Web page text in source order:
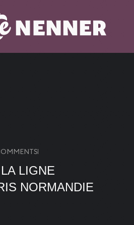
LIGNE
NORMANDIE